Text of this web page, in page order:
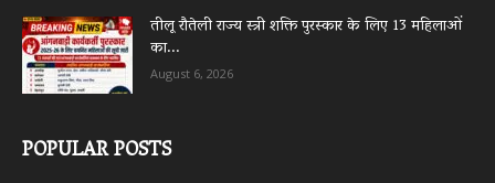
तीलू रौतेली राज्य स्त्री शक्ति पुरस्कार के लिए 13 महिलाओं
का...
August 6, 2026
POPULAR POSTS